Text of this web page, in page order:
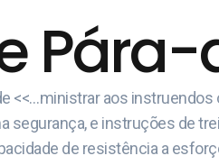
<<…ministrar aos
segurança, e instruções de
de resistência a